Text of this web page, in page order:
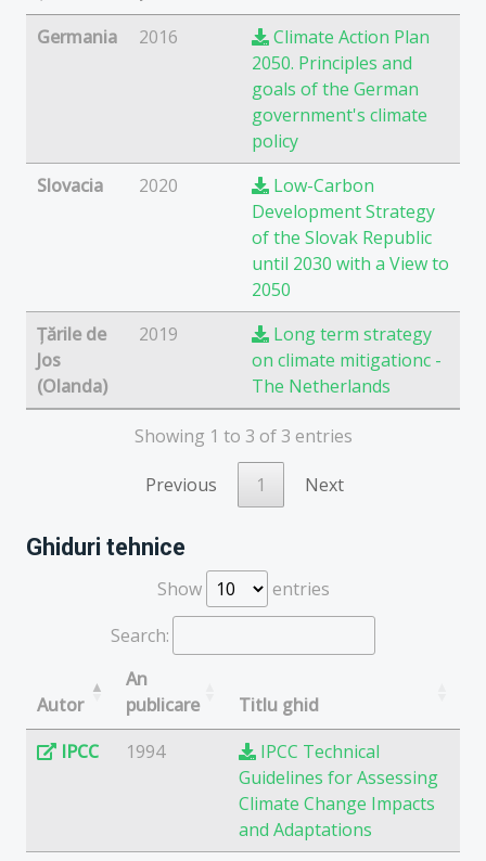
Germania
2016
Climate Action Plan
2050. Principles and
goals of the German
government's climate
policy
Slovacia
2020
Low-Carbon
Development Strategy
of the Slovak Republic
until 2030 with a View to
2050
Țările de
Jos
(Olanda)
2019
Long term strategy
on climate mitigationc -
The Netherlands
Showing 1 to 3 of 3 entries
Previous 1 Next
Ghiduri tehnice
Show
entries
Search:
Autor
An
publicare
Titlu ghid
IPCC
1994
IPCC Technical
Guidelines for Assessing
Climate Change Impacts
and Adaptations